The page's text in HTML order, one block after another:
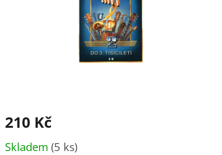
210 Kč
cena:
Skladem (5 ks)